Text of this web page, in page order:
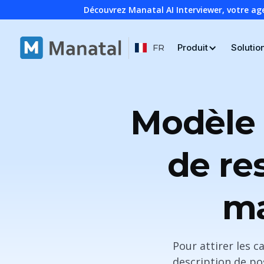
Découvrez Manatal AI Interviewer, votre
FR Produit
de
Pour attirer les